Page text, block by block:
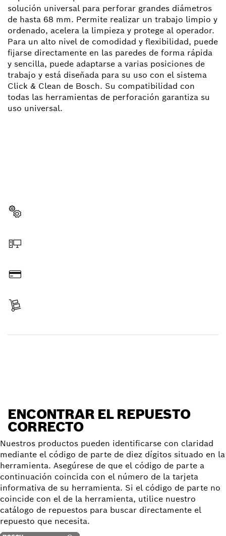
solución universal para perforar grandes diámetros
de hasta 68 mm. Permite realizar un trabajo limpio y
ordenado, acelera la limpieza y protege al operador.
Para un alto nivel de comodidad y flexibilidad, puede
fijarse directamente en las paredes de forma rápida
y sencilla, puede adaptarse a varias posiciones de
trabajo y está diseñada para su uso con el sistema
Click & Clean de Bosch. Su compatibilidad con
todas las herramientas de perforación garantiza su
uso universal.
ENCONTRAR EL REPUESTO
CORRECTO
Nuestros productos pueden identificarse con claridad
mediante el código de parte de diez dígitos situado en la
herramienta. Asegúrese de que el código de parte a
continuación coincida con el número de la tarjeta
informativa de su herramienta. Si el código de parte no
coincide con el de la herramienta, utilice nuestro
catálogo de repuestos para buscar directamente el
repuesto que necesita.